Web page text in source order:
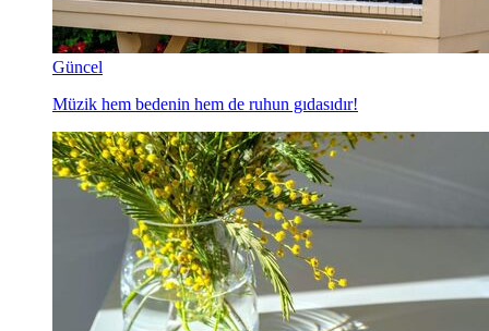
Güncel
Müzik hem bedenin hem de ruhun gıdasıdır!